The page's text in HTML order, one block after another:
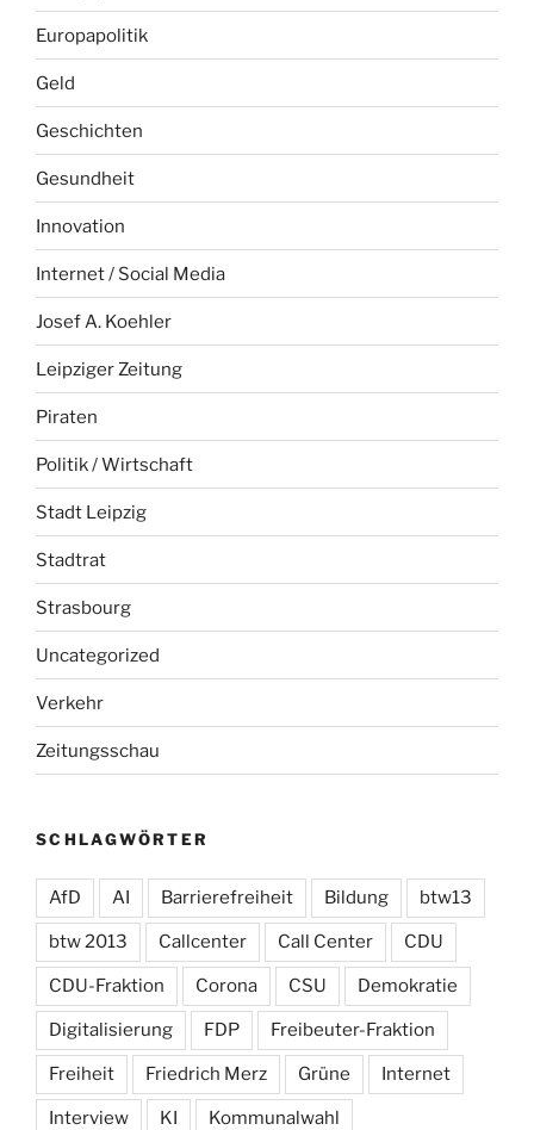
Europapolitik
Geld
Geschichten
Gesundheit
Innovation
Internet / Social Media
Josef A. Koehler
Leipziger Zeitung
Piraten
Politik / Wirtschaft
Stadt Leipzig
Stadtrat
Strasbourg
Uncategorized
Verkehr
Zeitungsschau
SCHLAGWÖRTER
AfD AI Barrierefreiheit Bildung btw13
btw 2013 Callcenter Call Center CDU
CDU-Fraktion Corona CSU Demokratie
Digitalisierung FDP Freibeuter-Fraktion
Freiheit Friedrich Merz Grüne Internet
Interview KI Kommunalwahl